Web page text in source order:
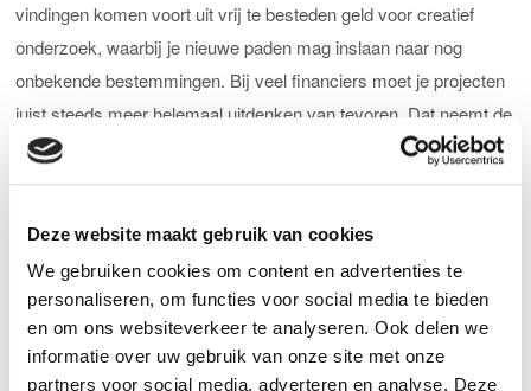
Deze website maakt gebruik van cookies
We gebruiken cookies om content en advertenties te
personaliseren, om functies voor social media te bieden
en om ons websiteverkeer te analyseren. Ook delen we
informatie over uw gebruik van onze site met onze
partners voor social media, adverteren en analyse. Deze
vindingen komen voort uit vrij te besteden geld voor creatief
onderzoek, waarbij je nieuwe paden mag inslaan naar nog
onbekende bestemmingen. Bij veel financiers moet je projecten
juist steeds meer helemaal uitdenken van tevoren. Dat neemt de
ruimte weg die je nodig hebt om grenzen te verleggen.”
Voor een toekomst waarin minder mensen overlijden aan kanker
moet de wetenschap juist die grenzen voorbij. “Fundamenteel
onderzoek speelt daarin een sleutelrol”, zegt Brummelkamp.
“Diepgaand inzicht in de moleculaire basis van kanker hebben